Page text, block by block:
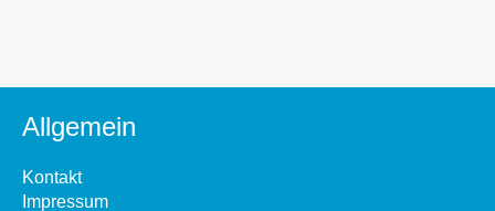
Allgemein
Kontakt
Impressum